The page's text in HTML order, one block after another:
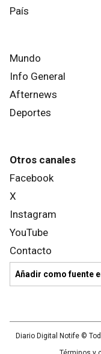
País
Mundo
Info General
Afternews
Deportes
Otros canales
Facebook
X
Instagram
YouTube
Contacto
Añadir como fuente
Diario Digital Notife ©